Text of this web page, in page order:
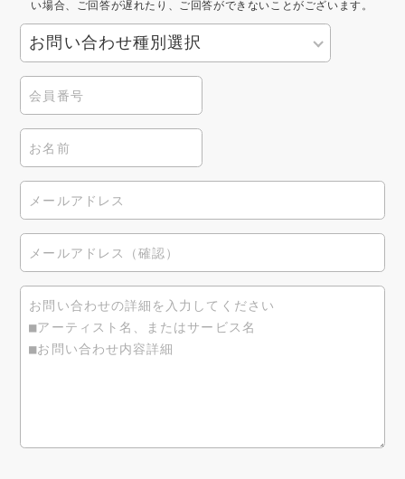
い場合、ご回答が遅れたり、ご回答ができないことがございます。